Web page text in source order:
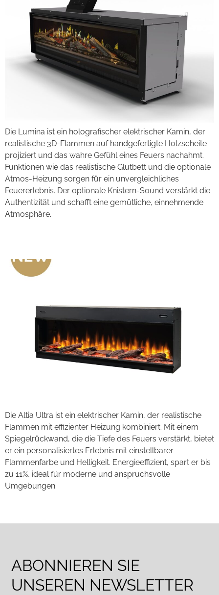
Die Lumina ist ein holografischer elektrischer Kamin, der
realistische 3D-Flammen auf handgefertigte Holzscheite
projiziert und das wahre Gefühl eines Feuers nachahmt.
Funktionen wie das realistische Glutbett und die optionale
Atmos-Heizung sorgen für ein unvergleichliches
Feuererlebnis. Der optionale Knistern-Sound verstärkt die
Authentizität und schafft eine gemütliche, einnehmende
Atmosphäre.
Die Altia Ultra ist ein elektrischer Kamin, der realistische
Flammen mit effizienter Heizung kombiniert. Mit einem
Spiegelrückwand, die die Tiefe des Feuers verstärkt, bietet
er ein personalisiertes Erlebnis mit einstellbarer
Flammenfarbe und Helligkeit. Energieeffizient, spart er bis
zu 11%, ideal für moderne und anspruchsvolle
Umgebungen.
ABONNIEREN SIE
UNSEREN NEWSLETTER